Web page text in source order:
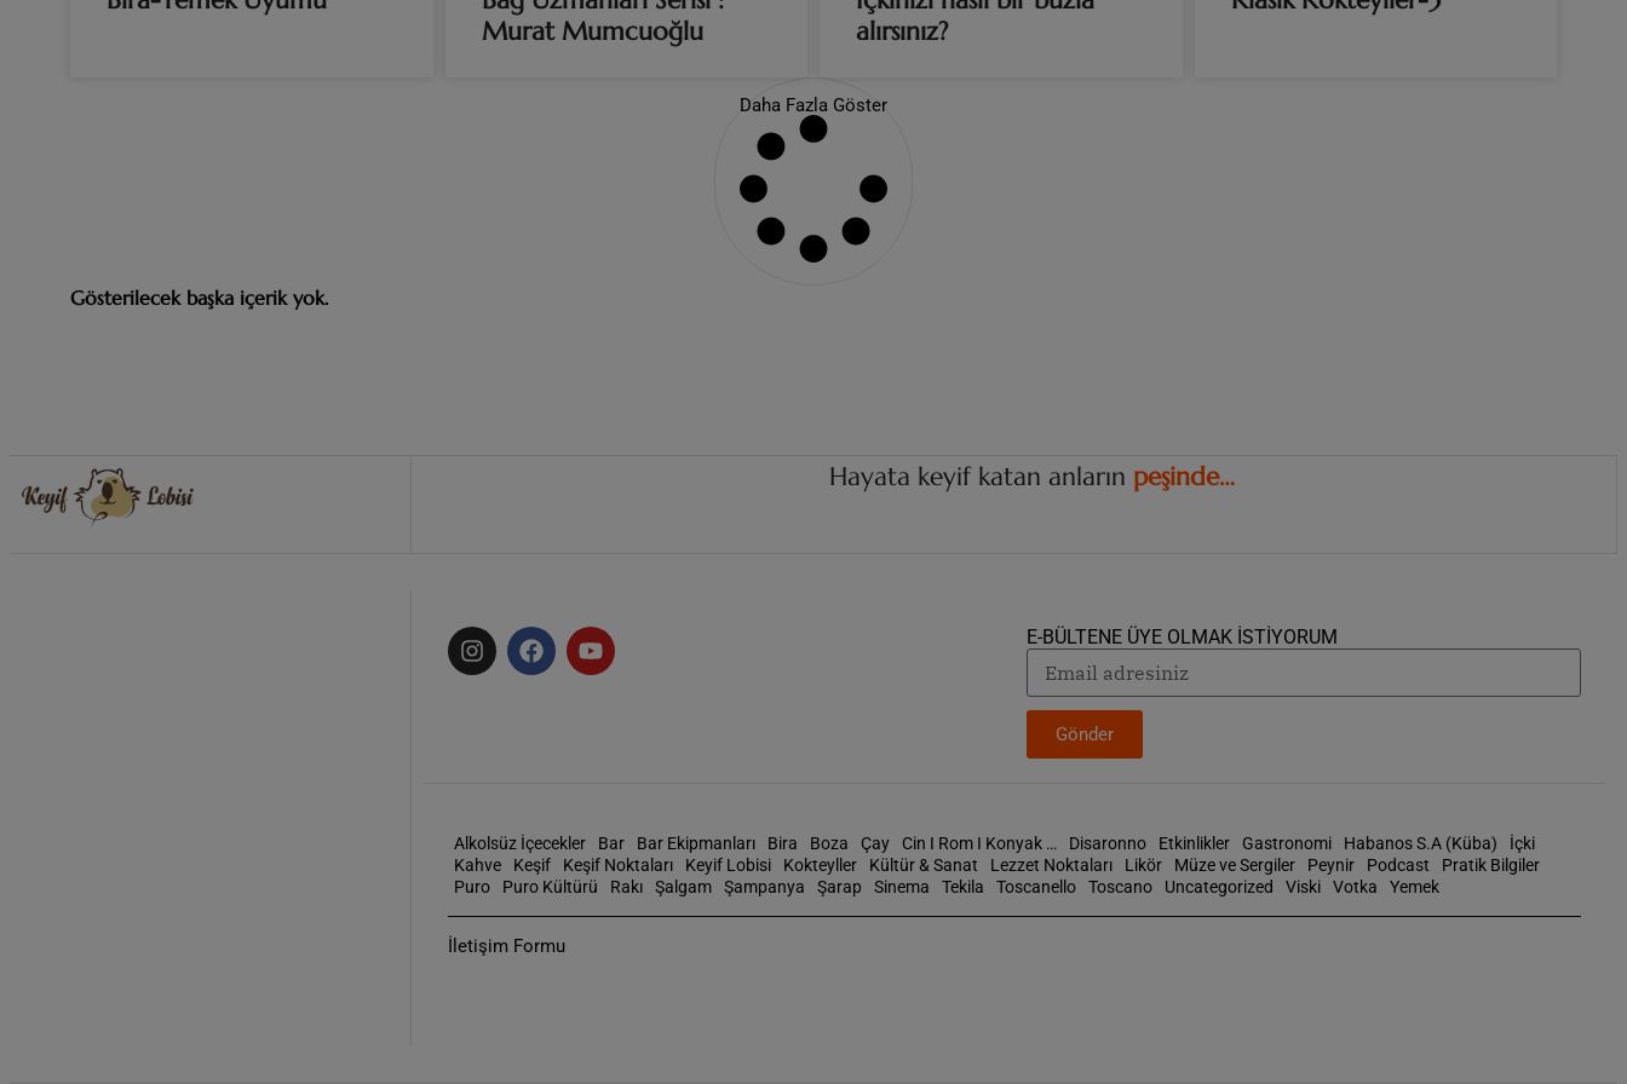
Murat Mumcuoğlu
alırsınız?
Daha Fazla Göster
Gösterilecek başka içerik yok.
Hayata keyif katan anlarınpeşinde…
E-BÜLTENE ÜYE OLMAK İSTİYORUM
Gönder
Alkolsüz İçecekler Bar Bar Ekipmanları Bira Boza Çay Cin I Rom I Konyak … Disaronno Etkinlikler Gastronomi Habanos S.A (Küba)
İçki
Kahve
Keşif Keşif Noktaları Keyif Lobisi Kokteyller Kültür & Sanat Lezzet Noktaları Likör Müze ve Sergiler Peynir Podcast
Pratik Bilgiler
Puro
Puro Kültürü Rakı Şalgam Şampanya Şarap Sinema Tekila Toscanello Toscano Uncategorized Viski Votka Yemek
İletişim Formu